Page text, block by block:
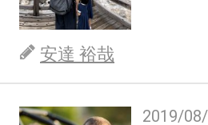
安達 裕哉
2019/